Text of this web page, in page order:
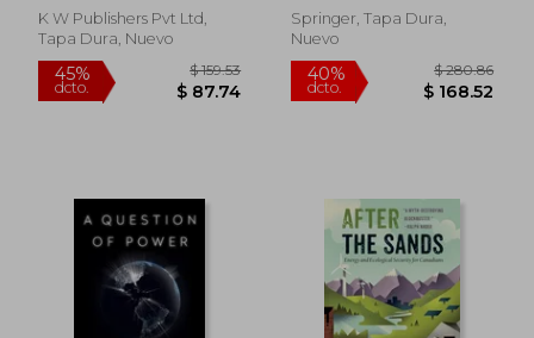
K W Publishers Pvt Ltd,
Tapa Dura, Nuevo
Springer, Tapa Dura,
Nuevo